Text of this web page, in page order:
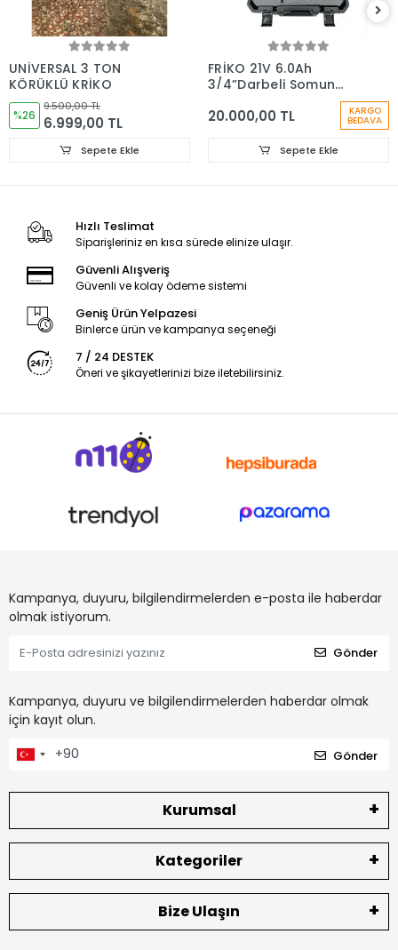
UNİVERSAL 3 TON
KÖRÜKLÜ KRİKO
%26
9.500,00 TL
6.999,00 TL
Sepete Ekle
FRİKO 21V 6.0Ah
3/4”Darbeli Somun
20.000,00 TL KARGO
BEDAVA
Sepete Ekle
Hızlı Teslimat
Siparişleriniz en kısa sürede elinize ulaşır.
Güvenli Alışveriş
Güvenli ve kolay ödeme sistemi
Geniş Ürün Yelpazesi
Binlerce ürün ve kampanya seçeneği
7 / 24 DESTEK
Öneri ve şikayetlerinizi bize iletebilirsiniz.
Kampanya, duyuru, bilgilendirmelerden e-posta ile haberdar
olmak istiyorum.
Gönder
Kampanya, duyuru ve bilgilendirmelerden haberdar olmak
için kayıt olun.
Gönder
Kurumsal
Kategoriler
Bize Ulaşın